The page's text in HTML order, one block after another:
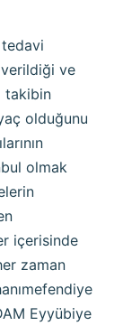
tedavi
verildiği ve
takibin
olduğunu
olmak
içerisinde
zaman
Eyyübiye